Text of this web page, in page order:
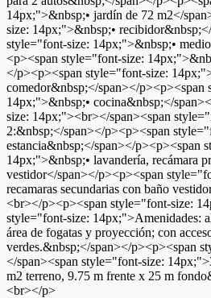
14px;">&nbsp;• jardín de 72 m2</
size: 14px;">&nbsp;•
style="font-size: 14px;">&nbsp;•
<p><span style="font-size:
</p><p><span style="font-size:
comedor&nbsp;</span></p><p><span
14px;">&nbsp;• cocina&nbsp;</
size: 14px;"><br></span><span
2:&nbsp;</span></p><p><span
estancia&nbsp;</span></p><p><span
14px;">&nbsp;• lavandería, recámara
vestidor</span></p><p><span
recamaras secundarias con baño
<br></p><p><span style="font-size:
style="font-size: 14px;">Amenidades:
área de fogatas y proyección; con
verdes.&nbsp;</span></p><p><span
</span><span style="font-size:
m2 terreno, 9.75 m frente x 25 m
<br></p>